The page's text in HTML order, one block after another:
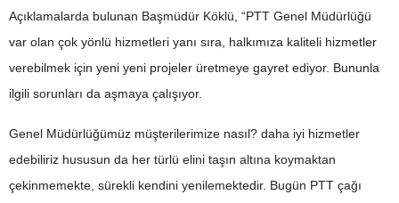
Açıklamalarda bulunan Başmüdür Köklü, “PTT Genel Müdürlüğü
var olan çok yönlü hizmetleri yanı sıra, halkımıza kaliteli hizmetler
verebilmek için yeni yeni projeler üretmeye gayret ediyor. Bununla
ilgili sorunları da aşmaya çalışıyor.
Genel Müdürlüğümüz müşterilerimize nasıl? daha iyi hizmetler
edebiliriz hususun da her türlü elini taşın altına koymaktan
çekinmemekte, sürekli kendini yenilemektedir. Bugün PTT çağı